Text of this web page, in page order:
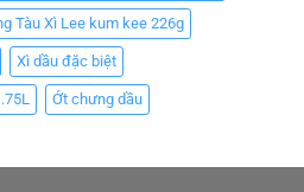
Tàu Xì Lee kum kee 226g
Xì dầu đặc biệt
Ớt chưng dầu